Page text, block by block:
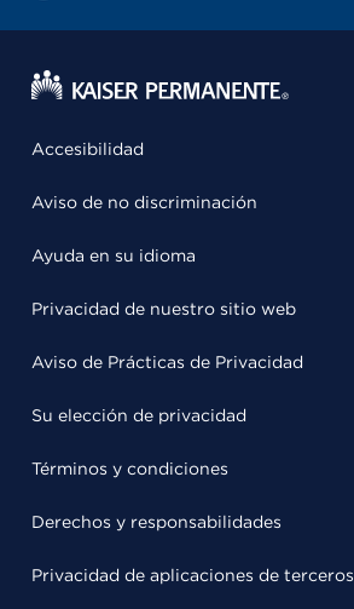
Accesibilidad
Aviso de no discriminación
Ayuda en su idioma
Privacidad de nuestro sitio web
Aviso de Prácticas de Privacidad
Su elección de privacidad
Términos y condiciones
Derechos y responsabilidades
Privacidad de aplicaciones de terceros